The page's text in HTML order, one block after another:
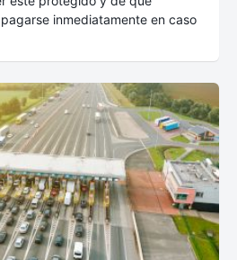
inmediatamente en caso